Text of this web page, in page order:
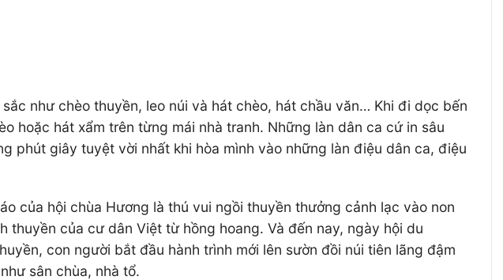
như chèo thuyền, leo núi và hát chèo, hát chầu văn… Khi đi dọc bến
hoặc hát xẩm trên từng mái nhà tranh. Những làn dân ca cứ in sâu
phút giây tuyệt vời nhất khi hòa mình vào những làn điệu dân ca, điệu
của hội chùa Hương là thú vui ngồi thuyền thưởng cảnh lạc vào non
thuyền của cư dân Việt từ hồng hoang. Và đến nay, ngày hội du
con người bắt đầu hành trình mới lên sườn đồi núi tiên lãng đậm
sân chùa, nhà tổ.